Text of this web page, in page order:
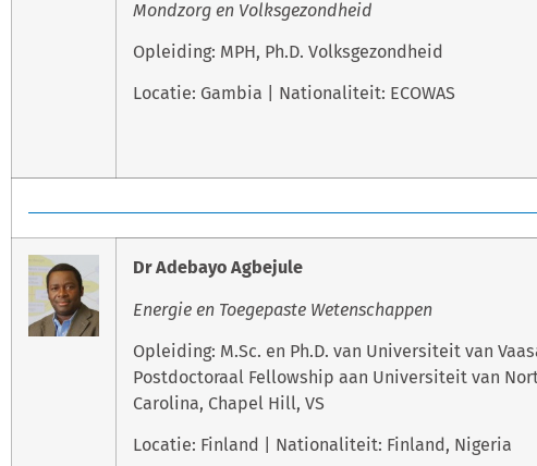
Mondzorg en Volksgezondheid
Opleiding: MPH, Ph.D. Volksgezondheid
Locatie: Gambia | Nationaliteit: ECOWAS
Dr Adebayo Agbejule
Energie en Toegepaste Wetenschappen
Opleiding: M.Sc. en Ph.D. van Universiteit van
Postdoctoraal Fellowship aan Universiteit van
Carolina, Chapel Hill, VS
Locatie: Finland | Nationaliteit: Finland, Nigeria